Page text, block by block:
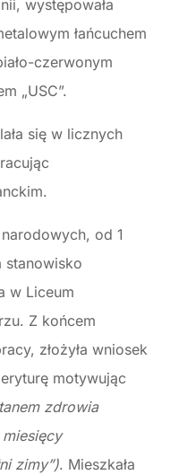
występowała
łańcuchem
czerwonym
„USC”.
się w licznych
od 1
stanowisko
w Liceum
Z końcem
złożyła wniosek
motywując
zdrowia
zimy”). Mieszkała